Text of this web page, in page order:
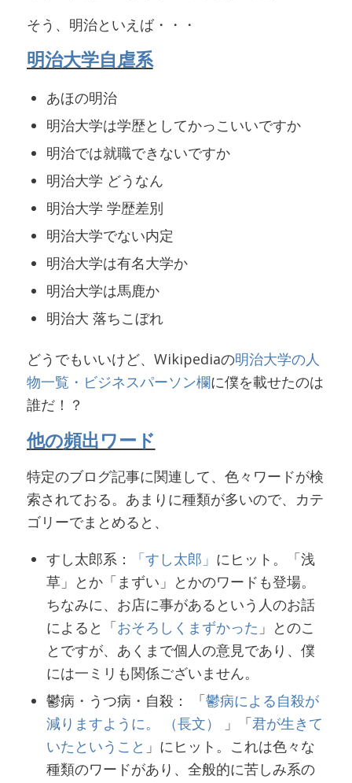
そう、明治といえば・・・
明治大学自虐系
あほの明治
明治大学は学歴としてかっこいいですか
明治では就職できないですか
明治大学 どうなん
明治大学 学歴差別
明治大学でない内定
明治大学は有名大学か
明治大学は馬鹿か
明治大 落ちこぼれ
どうでもいいけど、Wikipediaの明治大学の人
物一覧・ビジネスパーソン欄に僕を載せたのは
誰だ！？
他の頻出ワード
特定のブログ記事に関連して、色々ワードが検
索されておる。あまりに種類が多いので、カテ
ゴリーでまとめると、
すし太郎系：
「すし太郎」 にヒット。「浅
草」とか「まずい」とかのワードも登場。
ちなみに、お店に事があるという人のお話
によると「おそろしくまずかった 」とのこ
とですが、あくまで個人の意見であり、僕
には一ミリも関係ございません。
鬱病・うつ病・自殺： 「鬱病による自殺が
減りますように。 （長文）
」「君が生きて
いたということ 」にヒット。これは色々な
種類のワードがあり、全般的に苦しみ系の